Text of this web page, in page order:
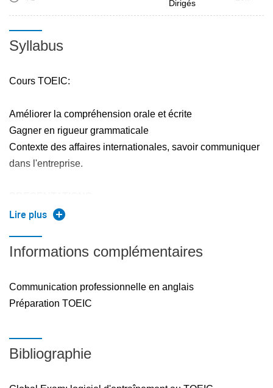
T.D.
anglais
Dirigés
Syllabus
Cours TOEIC:
Améliorer la compréhension orale et écrite
Gagner en rigueur grammaticale
Contexte des affaires internationales, savoir communiquer
dans l'entreprise.
Scientific Poster Day » dans le CReL. Une série de courtes
explication des problématiques, des enjeux pour
l'entreprise, et des solutions trouvées. Le public cible est
Chaque présentation sera suivie d'une session de
questions-réponses de 10 minutes sur votre projet.
Lire plus
Informations complémentaires
Communication professionnelle en anglais
Préparation TOEIC
Bibliographie